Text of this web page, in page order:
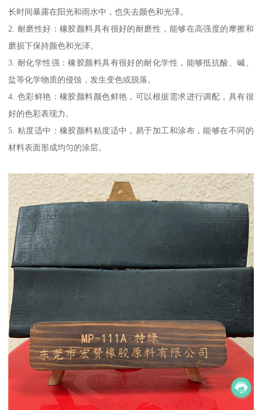
长时间暴露在阳光和雨水中，也失去颜色和光泽。
2. 耐磨性好：橡胶颜料具有很好的耐磨性，能够在高强度的摩擦和
磨损下保持颜色和光泽。
3. 耐化学性强：橡胶颜料具有很好的耐化学性，能够抵抗酸、碱、
盐等化学物质的侵蚀，发生变色或脱落。
4. 色彩鲜艳：橡胶颜料颜色鲜艳，可以根据需求进行调配，具有很
好的色彩表现力。
5. 粘度适中：橡胶颜料粘度适中，易于加工和涂布，能够在不同的
材料表面形成均匀的涂层。